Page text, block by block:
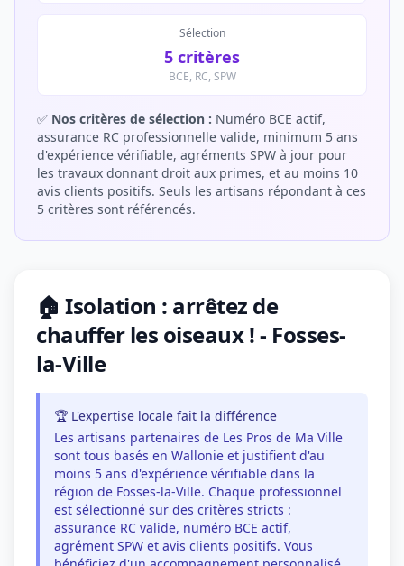
Sélection
5 critères
BCE, RC, SPW
✅ Nos critères de sélection : Numéro BCE actif,
assurance RC professionnelle valide, minimum 5 ans
d'expérience vérifiable, agréments SPW à jour pour
les travaux donnant droit aux primes, et au moins 10
avis clients positifs. Seuls les artisans répondant à ces
5 critères sont référencés.
🏠 Isolation : arrêtez de
chauffer les oiseaux ! - Fosses-
la-Ville
🏆 L'expertise locale fait la différence
Les artisans partenaires de Les Pros de Ma Ville
sont tous basés en Wallonie et justifient d'au
moins 5 ans d'expérience vérifiable dans la
région de Fosses-la-Ville. Chaque professionnel
est sélectionné sur des critères stricts :
assurance RC valide, numéro BCE actif,
agrément SPW et avis clients positifs. Vous